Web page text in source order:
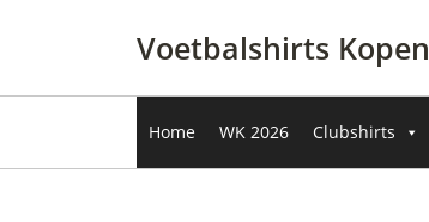
inhoud
Voetbalshirts Kopen
Home WK 2026 Clubshirts